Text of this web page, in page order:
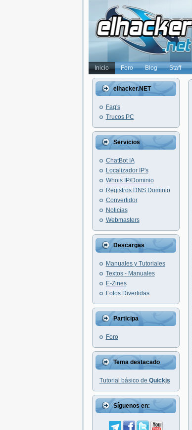
Inicio Foro Blog Staff
elhacker.NET
Faq's
Trucos PC
Servicios
ChatBot IA
Localizador IP's
Whois IP/Dominio
Registros DNS Dominio
Convertidor
Noticias
Webmasters
Descargas
Manuales y Tutoriales
Textos - Manuales
E-Zines
Fotos Divertidas
Participa
Foro
Tema destacado
Tutorial básico de Quickjs
Síguenos en: